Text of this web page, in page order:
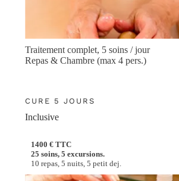
Traitement complet, 5 soins / jour
Repas & Chambre (max 4 pers.)
CURE 5 JOURS
Inclusive
1400 € TTC
25 soins, 5 excursions.
10 repas, 5 nuits, 5 petit dej.